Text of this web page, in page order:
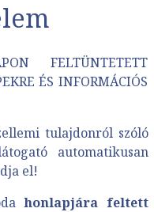
FELTÜNTETETT
ÉS INFORMÁCIÓS
tulajdonról szóló
automatikusan
el!
honlapjára feltett